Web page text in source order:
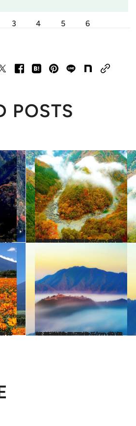
3 4 5 6
POSTS
2024.10.8
【秋の絶景画像】2024年版 四国エリアの秋の絶景＆風物詩の画像（40点）
旅＆お出かけ
2024.10.6
【秋の絶景画像】2024年版 近畿エリアの秋の絶景＆風物詩の画像（70点）
旅＆お出かけ